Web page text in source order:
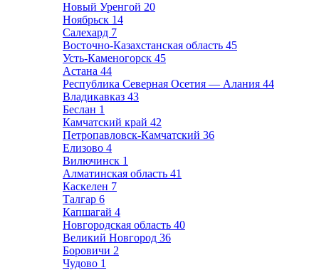
Новый Уренгой 20
Ноябрьск 14
Салехард 7
Восточно-Казахстанская область 45
Усть-Каменогорск 45
Астана 44
Республика Северная Осетия — Алания 44
Владикавказ 43
Беслан 1
Камчатский край 42
Петропавловск-Камчатский 36
Елизово 4
Вилючинск 1
Алматинская область 41
Каскелен 7
Талгар 6
Капшагай 4
Новгородская область 40
Великий Новгород 36
Боровичи 2
Чудово 1